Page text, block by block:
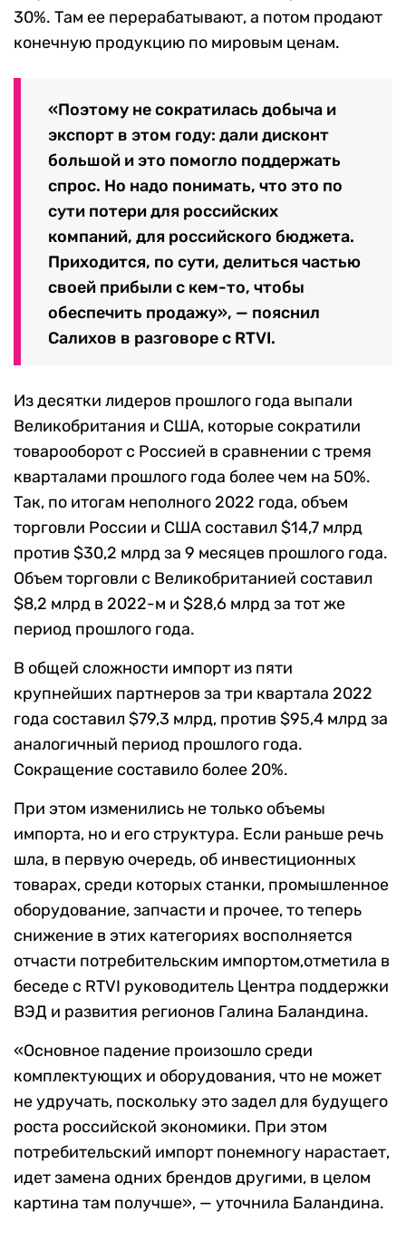
30%. Там ее перерабатывают, а потом продают
конечную продукцию по мировым ценам.
«Поэтому не сократилась добыча и
экспорт в этом году: дали дисконт
большой и это помогло поддержать
спрос. Но надо понимать, что это по
сути потери для российских
компаний, для российского бюджета.
Приходится, по сути, делиться частью
своей прибыли с кем-то, чтобы
обеспечить продажу», — пояснил
Салихов в разговоре с RTVI.
Из десятки лидеров прошлого года выпали
Великобритания и США, которые сократили
товарооборот с Россией в сравнении с тремя
кварталами прошлого года более чем на 50%.
Так, по итогам неполного 2022 года, объем
торговли России и США составил $14,7 млрд
против $30,2 млрд за 9 месяцев прошлого года.
Объем торговли с Великобританией составил
$8,2 млрд в 2022-м и $28,6 млрд за тот же
период прошлого года.
В общей сложности импорт из пяти
крупнейших партнеров за три квартала 2022
года составил $79,3 млрд, против $95,4 млрд за
аналогичный период прошлого года.
Сокращение составило более 20%.
При этом изменились не только объемы
импорта, но и его структура. Если раньше речь
шла, в первую очередь, об инвестиционных
товарах, среди которых станки, промышленное
оборудование, запчасти и прочее, то теперь
снижение в этих категориях восполняется
отчасти потребительским импортом,отметила в
беседе с RTVI руководитель Центра поддержки
ВЭД и развития регионов Галина Баландина.
«Основное падение произошло среди
комплектующих и оборудования, что не может
не удручать, поскольку это задел для будущего
роста российской экономики. При этом
потребительский импорт понемногу нарастает,
идет замена одних брендов другими, в целом
картина там получше», — уточнила Баландина.